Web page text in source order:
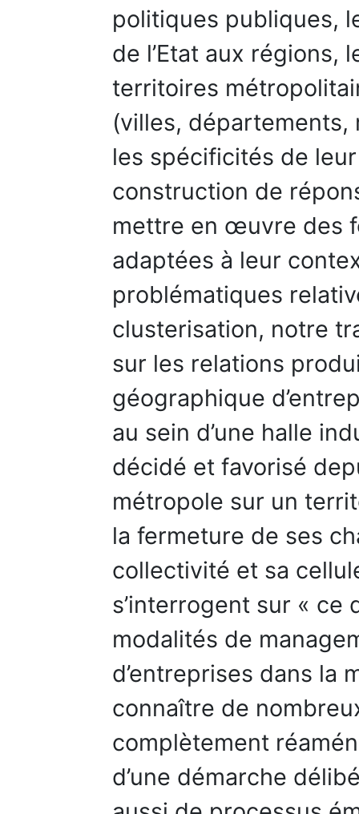
politiques publiques,
de l’Etat aux régions,
territoires
(villes, départements,
les spécificités de
construction de
mettre en œuvre des
adaptées à leur
problématiques
clusterisation, notre
sur les relations
géographique
au sein d’une halle
décidé et favorisé
métropole sur un
la fermeture de ses
collectivité et sa
s’interrogent sur « ce
modalités de
d’entreprises dans la
connaître de
complètement
d’une démarche